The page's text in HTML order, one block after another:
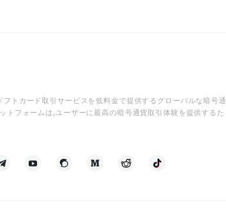
トカード取引サービスを低料金で提供するグローバルな暗号通
トフォームは,ユーザーに最高の暗号通貨取引体験を提供するた